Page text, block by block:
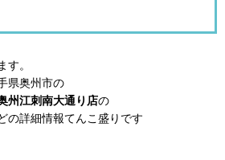
す。
県奥州市の
州江刺南大通り店の
の詳細情報てんこ盛りです